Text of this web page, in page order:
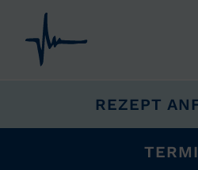
NAVIGATION
REZEPT